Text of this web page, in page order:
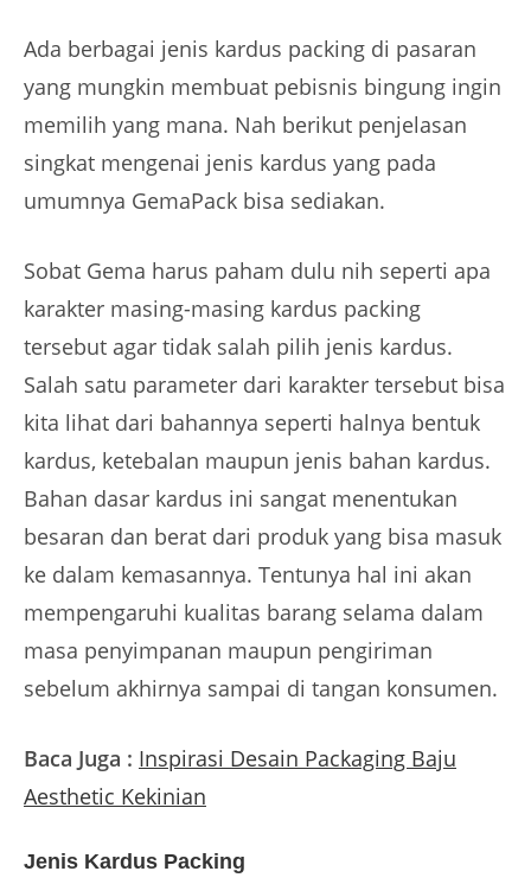
Ada berbagai jenis kardus packing di pasaran
yang mungkin membuat pebisnis bingung ingin
memilih yang mana. Nah berikut penjelasan
singkat mengenai jenis kardus yang pada
umumnya GemaPack bisa sediakan.
Sobat Gema harus paham dulu nih seperti apa
karakter masing-masing kardus packing
tersebut agar tidak salah pilih jenis kardus.
Salah satu parameter dari karakter tersebut bisa
kita lihat dari bahannya seperti halnya bentuk
kardus, ketebalan maupun jenis bahan kardus.
Bahan dasar kardus ini sangat menentukan
besaran dan berat dari produk yang bisa masuk
ke dalam kemasannya. Tentunya hal ini akan
mempengaruhi kualitas barang selama dalam
masa penyimpanan maupun pengiriman
sebelum akhirnya sampai di tangan konsumen.
Baca Juga : Inspirasi Desain Packaging Baju
Aesthetic Kekinian
Jenis Kardus Packing